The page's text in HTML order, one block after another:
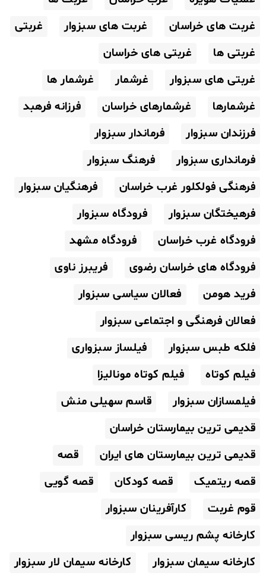
غربت های خراسان
غربت های سبزوار
غربتی
غربتی ها
غربتی های خراسان
غربتی های سبزوار
غرشمار
غرشمار ها
غرشمارها
غرشمارهای خراسان
فرزانه فرهبد
فرزندان سبزوار
فرماندار سبزوار
فرمانداری سبزوار
فرهنگ سبزوار
فرهنگی فولکلور غرب خراسان
فرهنگیان سبزوار
فرهیختگان سبزوار
فرودگاه سبزوار
فرودگاه غرب خراسان
فرودگاه مشهد
فرودگاه های خراسان رضوی
فریبرز ناوی
فرید هومن
فعالان سیاسی سبزوار
فعالان فرهنگی و اجتماعی سبزوار
فلکه طبس سبزوار
فیلساز سبزواری
فیلم کوتاه
فیلم کوتاه مونالیزا
فیلمسازان سبزوار
قاسم سهیلی منش
قدیمی ترین بیمارستان خراسان
قدیمی ترین بیمارستان های ایران
قصه
قصه ریتمیک
قصه کودکان
قصه گویی
قوم غربت
کارآفرینان سبزوار
کارخانه پشم ریسی سبزوار
کارخانه سیمان سبزوار
کارخانه سیمان لار سبزوار